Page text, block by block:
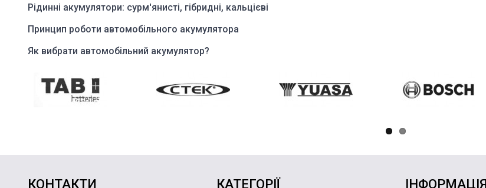
Рідинні акумулятори: сурм'янисті, гібридні, кальцієві
Принцип роботи автомобільного акумулятора
Як вибрати автомобільний акумулятор?
КОНТАКТИ КАТЕГОРІЇ ІНФОРМАЦІЯ